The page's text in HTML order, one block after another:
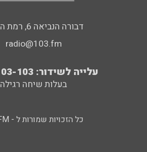
דבורה הנביאה 6, רמת השרון
radio@103.fm
עלייה לשידור: 0552-103-103
בעלות שיחה רגילה
כל הזכויות שמורות ל - 103FM